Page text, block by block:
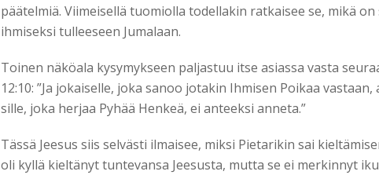
päätelmiä. Viimeisellä tuomiolla todellakin ratkaisee se, mikä on
ihmiseksi tulleeseen Jumalaan.
Toinen näköala kysymykseen paljastuu itse asiassa vasta
12:10: ”Ja jokaiselle, joka sanoo jotakin Ihmisen Poikaa
sille, joka herjaa Pyhää Henkeä, ei anteeksi anneta.”
Tässä Jeesus siis selvästi ilmaisee, miksi Pietarikin sai
oli kyllä kieltänyt tuntevansa Jeesusta, mutta se ei merkinnyt